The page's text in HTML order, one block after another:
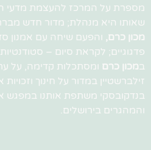
מספרת על המרכז להעצמת מדעי
שאותו היא מנהלת; מדור חדש
מכון כרם, והפעם שיחה עם אמנון
פדגוגיים; לקראת סיום –
במכון כרם ומסתכלות קדימה, על
זילברשטיין במדור על חינוך
בנדקובסקי משתפת אותנו במפגש
והמהגרים בירושלים.